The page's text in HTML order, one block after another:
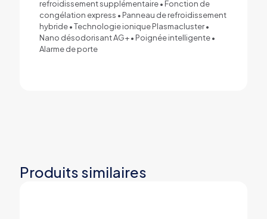
refroidissement supplémentaire • Fonction de
congélation express • Panneau de refroidissement
hybride • Technologie ionique Plasmacluster •
Nano désodorisant AG+ • Poignée intelligente •
Alarme de porte
Produits similaires